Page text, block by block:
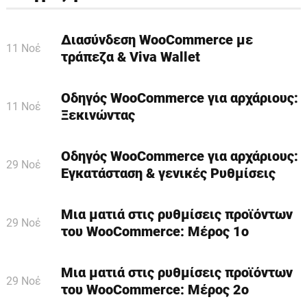
11 Νοέ
Διασύνδεση WooCommerce με
τράπεζα & Viva Wallet
11 Νοέ
Οδηγός WooCommerce για αρχάριους:
Ξεκινώντας
29 Νοέ
Οδηγός WooCommerce για αρχάριους:
Εγκατάσταση & γενικές Ρυθμίσεις
29 Νοέ
Μια ματιά στις ρυθμίσεις προϊόντων
του WooCommerce: Μέρος 1ο
29 Νοέ
Μια ματιά στις ρυθμίσεις προϊόντων
του WooCommerce: Μέρος 2ο